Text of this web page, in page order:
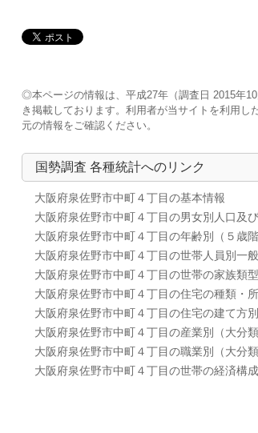
◎本ページの情報は、平成27年（調査日 2015年
き掲載しております。利用者が当サイトを利用
元の情報をご確認ください。
国勢調査 各種統計へのリンク
大阪府泉佐野市中町４丁目の基本情報
大阪府泉佐野市中町４丁目の男女別人口及
大阪府泉佐野市中町４丁目の年齢別（５歳
大阪府泉佐野市中町４丁目の世帯人員別一
大阪府泉佐野市中町４丁目の世帯の家族類
大阪府泉佐野市中町４丁目の住宅の種類・
大阪府泉佐野市中町４丁目の住宅の建て方
大阪府泉佐野市中町４丁目の産業別（大分
大阪府泉佐野市中町４丁目の職業別（大分
大阪府泉佐野市中町４丁目の世帯の経済構